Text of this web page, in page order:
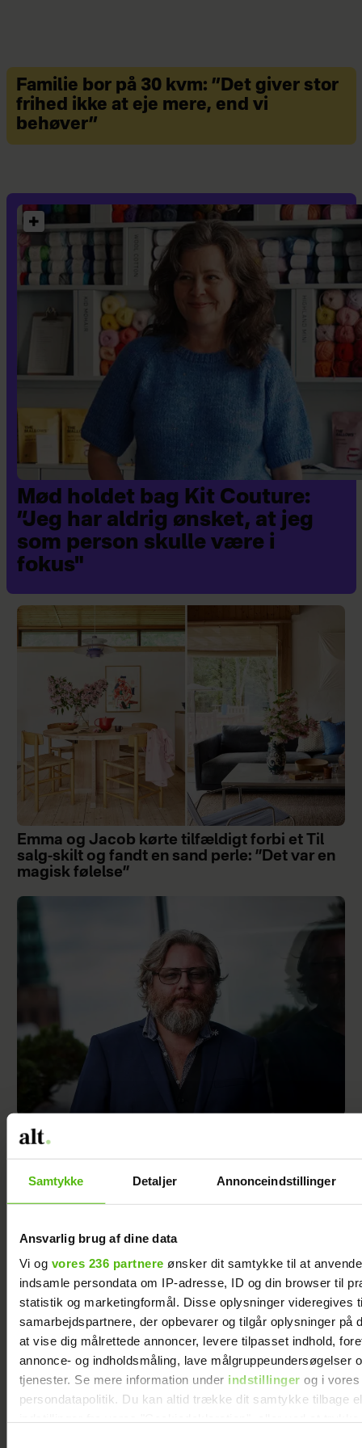
Samtykke Detaljer Annonceindstillinger
Ansvarlig brug af dine data
Vi og vores 236 partnere ønsker dit samtykke til at
indsamle persondata om IP-adresse, ID og din browser til
statistik og marketingformål. Disse oplysninger videregives
samarbejdspartnere, der opbevarer og tilgår oplysninger på
at vise dig målrettede annoncer, levere tilpasset indhold,
annonce- og indholdsmåling, lave målgruppeundersøgelser
tjenester. Se mere information under indstillinger og i vores
persondatapolitik. Du kan altid trække dit samtykke tilbage
Familie bor på 30 kvm: ”Det giver stor
frihed ikke at eje mere, end vi
behøver”
Mød holdet bag Kit Couture:
”Jeg har aldrig ønsket, at jeg
som person skulle være i
fokus"
Emma og Jacob kørte tilfældigt forbi et Til
salg-skilt og fandt en sand perle: ”Det var en
magisk følelse”
Søren Huss har solgt huset: Måtte sænke
prisen
Anne bor i en lille lejlighed på Nørrebro med
familien: ”Altanen er mit værelse”